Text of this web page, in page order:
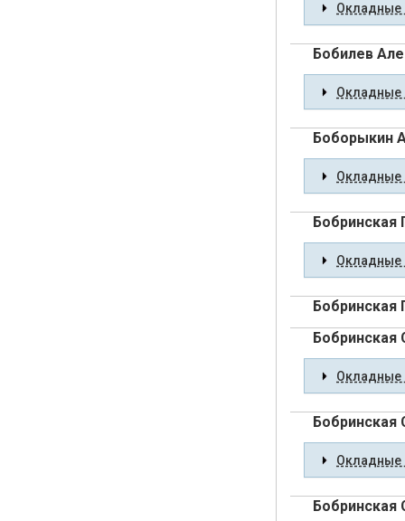
Окладные
Бобилев
Окладные
Боборыкин
Окладные
Бобринская
Окладные
Бобринская
Окладные
Окладные